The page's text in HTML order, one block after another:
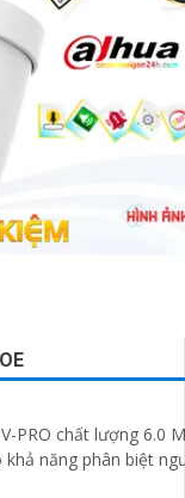
PRO chất lượng 6.0
năng phân biệt